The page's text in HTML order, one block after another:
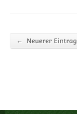
← Neuerer Eintrag